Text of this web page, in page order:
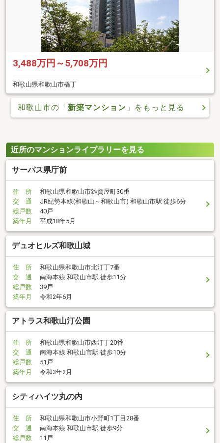
3,488万円～5,708万円
和歌山県和歌山市橋丁
和歌山市の「新築マンション 」をもっと見る
近所のマンションライブラリーを見る
サーパス県庁前
住 所
和歌山県和歌山市雑賀屋町30番
交 通
JR紀勢本線(和歌山～和歌山市) 和歌山市駅 徒歩6分
総戸数
40戸
築年月
平成18年5月
デュオヒルズ和歌山城
住 所
和歌山県和歌山市北汀丁7番
交 通
南海本線 和歌山市駅 徒歩11分
総戸数
39戸
築年月
令和2年6月
アトラス和歌山汀公園
住 所
和歌山県和歌山市西汀丁20番
交 通
南海本線 和歌山市駅 徒歩10分
総戸数
51戸
築年月
令和3年2月
シティハイツ丸の内
住 所
和歌山県和歌山市小野町1丁目28番
交 通
南海本線 和歌山市駅 徒歩9分
総戸数
11戸